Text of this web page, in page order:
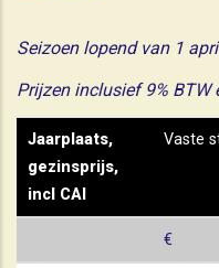
Seizoen lopend van 1
Prijzen inclusief 9%
Jaarplaats, gezinsprijs,
Prijs
Jaarplaats,
gezinsprijs,
incl CAI
Vaste
€